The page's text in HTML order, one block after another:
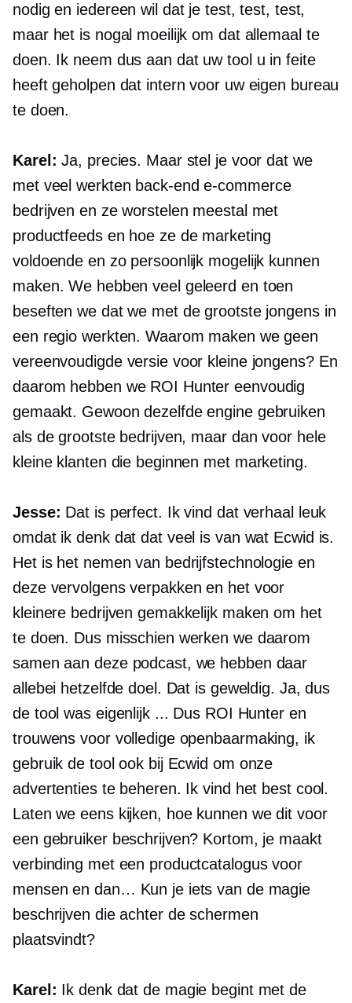
nodig en iedereen wil dat je test, test, test,
maar het is nogal moeilijk om dat allemaal te
doen. Ik neem dus aan dat uw tool u in feite
heeft geholpen dat intern voor uw eigen bureau
te doen.
Karel: Ja, precies. Maar stel je voor dat we
met veel werkten back-end e-commerce
bedrijven en ze worstelen meestal met
productfeeds en hoe ze de marketing
voldoende en zo persoonlijk mogelijk kunnen
maken. We hebben veel geleerd en toen
beseften we dat we met de grootste jongens in
een regio werkten. Waarom maken we geen
vereenvoudigde versie voor kleine jongens? En
daarom hebben we ROI Hunter eenvoudig
gemaakt. Gewoon dezelfde engine gebruiken
als de grootste bedrijven, maar dan voor hele
kleine klanten die beginnen met marketing.
Jesse: Dat is perfect. Ik vind dat verhaal leuk
omdat ik denk dat dat veel is van wat Ecwid is.
Het is het nemen van bedrijfstechnologie en
deze vervolgens verpakken en het voor
kleinere bedrijven gemakkelijk maken om het
te doen. Dus misschien werken we daarom
samen aan deze podcast, we hebben daar
allebei hetzelfde doel. Dat is geweldig. Ja, dus
de tool was eigenlijk ... Dus ROI Hunter en
trouwens voor volledige openbaarmaking, ik
gebruik de tool ook bij Ecwid om onze
advertenties te beheren. Ik vind het best cool.
Laten we eens kijken, hoe kunnen we dit voor
een gebruiker beschrijven? Kortom, je maakt
verbinding met een productcatalogus voor
mensen en dan… Kun je iets van de magie
beschrijven die achter de schermen
plaatsvindt?
Karel: Ik denk dat de magie begint met de